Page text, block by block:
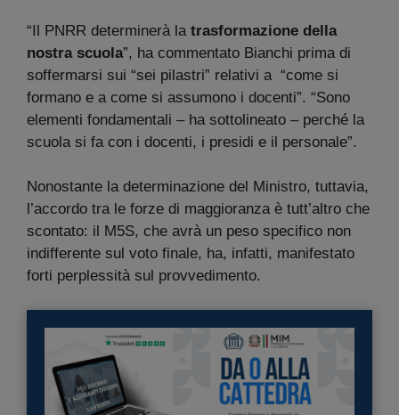
“Il PNRR determinerà la trasformazione della
nostra scuola”, ha commentato Bianchi prima di
soffermarsi sui “sei pilastri” relativi a “come si
formano e a come si assumono i docenti”. “Sono
elementi fondamentali – ha sottolineato – perché la
scuola si fa con i docenti, i presidi e il personale”.
Nonostante la determinazione del Ministro, tuttavia,
l’accordo tra le forze di maggioranza è tutt’altro che
scontato: il M5S, che avrà un peso specifico non
indifferente sul voto finale, ha, infatti, manifestato
forti perplessità sul provvedimento.